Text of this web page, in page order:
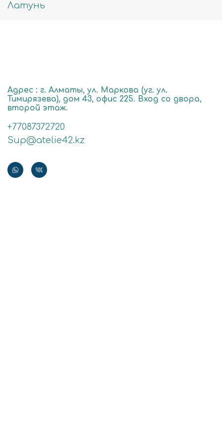
Латунь
Адрес : г. Алматы, ул. Маркова (уг. ул.
Тимирязева), дом 43, офис 225. Вход со двора,
второй этаж.
+77087372720
Sup@atelie42.kz